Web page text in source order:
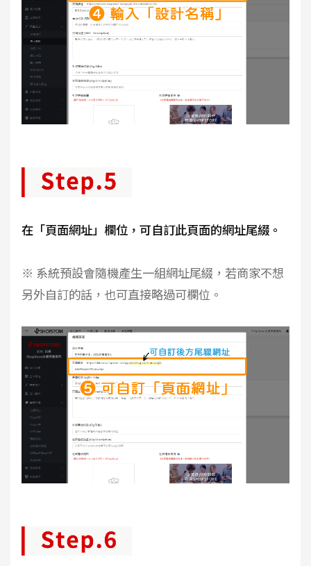
在「頁面網址」欄位，可自訂此頁面的網址尾綴。
※ 系統預設會隨機產生一組網址尾綴，若商家不想
另外自訂的話，也可直接略過可欄位。